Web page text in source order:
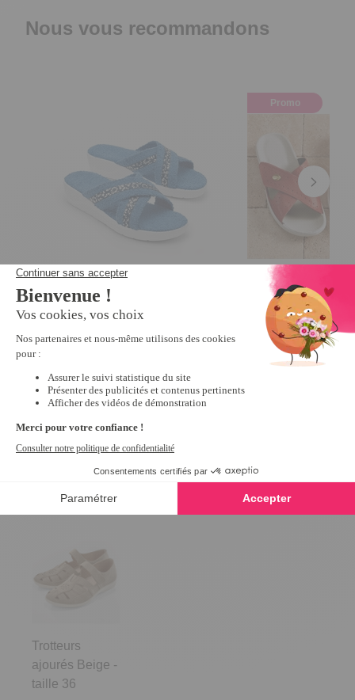
Nous vous recommandons
Mules croisées éponge Bleu - taille
5/5 - 1avis
24,99 €
Promo
Mules scratchées
10,79 € 26,99 €
Derniers articles consultés
Trotteurs
ajourés Beige -
taille 36